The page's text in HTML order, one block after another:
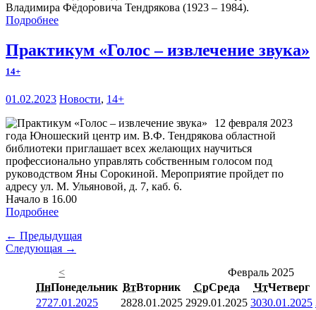
Владимира Фёдоровича Тендрякова (1923 – 1984).
Подробнее
Практикум «Голос – извлечение звука»
14+
01.02.2023 Новости, 14+
12 февраля 2023
года Юношеский центр им. В.Ф. Тендрякова областной
библиотеки приглашает всех желающих научиться
профессионально управлять собственным голосом под
руководством Яны Сорокиной. Мероприятие пройдет по
адресу ул. М. Ульяновой, д. 7, каб. 6.
Начало в 16.00
Подробнее
← Предыдущая
Следующая →
<
Февраль 2025
ПнПонедельник ВтВторник СрСреда ЧтЧетверг
2727.01.2025 2828.01.2025 2929.01.2025 3030.01.2025